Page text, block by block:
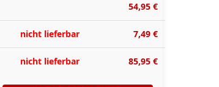
54,95 €
nicht lieferbar 7,49 €
nicht lieferbar 85,95 €